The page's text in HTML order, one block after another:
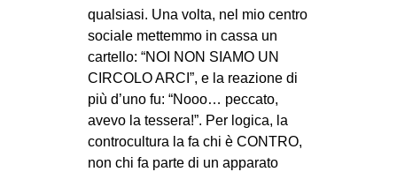
qualsiasi. Una volta, nel mio centro
sociale mettemmo in cassa un
cartello: “NOI NON SIAMO UN
CIRCOLO ARCI”, e la reazione di
più d’uno fu: “Nooo… peccato,
avevo la tessera!”. Per logica, la
controcultura la fa chi è CONTRO,
non chi fa parte di un apparato